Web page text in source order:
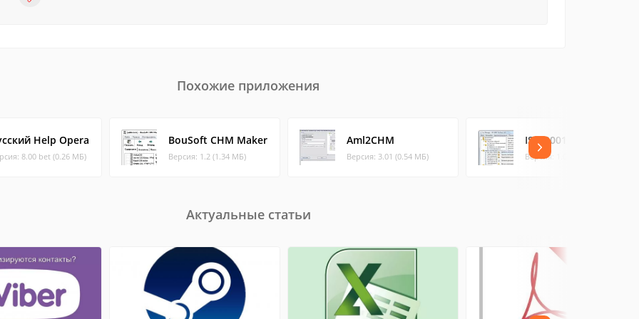
Похожие приложения
Help Opera
8.00 bet (0.26 МБ)
BouSoft CHM Maker
Версия: 1.2 (1.34 МБ)
Aml2CHM
Версия: 3.01 (0.54 МБ)
ISO 9001 DocFlow
Версия: 1.0 (46.02 МБ)
Актуальные статьи